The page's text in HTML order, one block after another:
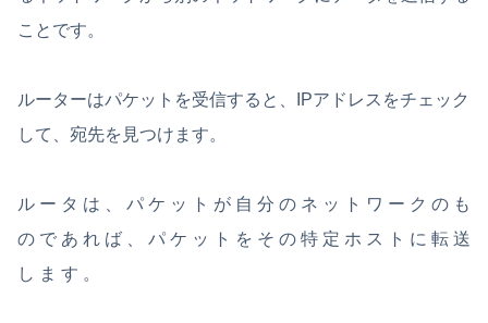
ことです。
ルーターはパケットを受信すると、IPアドレスをチェック
して、宛先を見つけます。
ル ー タ は 、 パ ケ ッ ト が 自 分 の ネ ッ ト ワ ー ク の も
の で あ れ ば 、 パ ケ ッ ト を そ の 特 定 ホ ス ト に 転 送
し ま す 。